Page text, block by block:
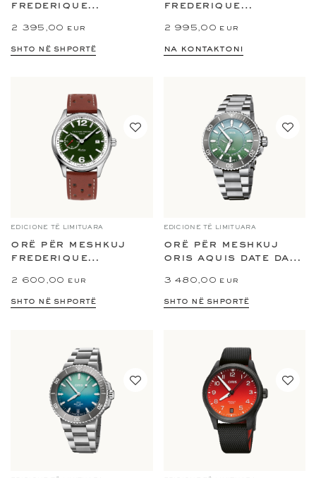
frederique
2 395,00 eur
shto në shportë
frederique
2 995,00 eur
na kontaktoni
EDICIONE TË LIMITUARA
orë për meshkuj
frederique
2 600,00 eur
shto në shportë
EDICIONE TË LIMITUARA
orë për meshkuj
oris aquis date dat
3 480,00 eur
shto në shportë